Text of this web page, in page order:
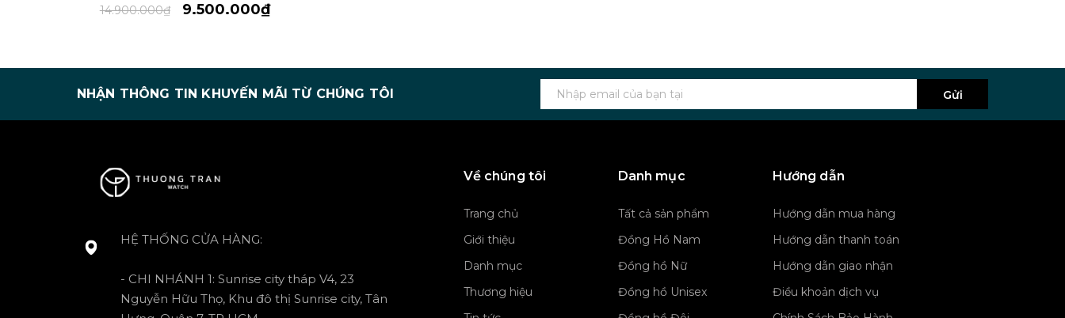
14.900.000₫ 9.500.000₫
NHẬN THÔNG TIN KHUYẾN MÃI TỪ CHÚNG TÔI Gửi
HỆ THỐNG CỬA HÀNG:
- CHI NHÁNH 1: Sunrise city tháp V4, 23
Nguyễn Hữu Thọ, Khu đô thị Sunrise city, Tân
Về chúng tôi
Trang chủ
Giới thiệu
Danh mục
Thương hiệu
Danh mục
Tất cả sản phẩm
Đồng Hồ Nam
Đồng hồ Nữ
Đồng hồ Unisex
Hướng dẫn
Hướng dẫn mua hàng
Hướng dẫn thanh toán
Hướng dẫn giao nhận
Điều khoản dịch vụ